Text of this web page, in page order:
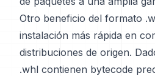
Otro beneficio del formato
instalación más rápida en
distribuciones de origen.
.whl contienen bytecode